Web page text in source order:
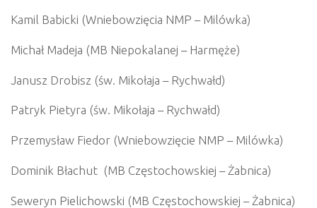
Kamil Babicki (Wniebowzięcia NMP – Milówka)
Michał Madeja (MB Niepokalanej – Harmęże)
Janusz Drobisz (św. Mikołaja – Rychwałd)
Patryk Pietyra (św. Mikołaja – Rychwałd)
Przemysław Fiedor (Wniebowzięcie NMP – Milówka)
Dominik Błachut (MB Częstochowskiej – Żabnica)
Seweryn Pielichowski (MB Częstochowskiej – Żabnica)